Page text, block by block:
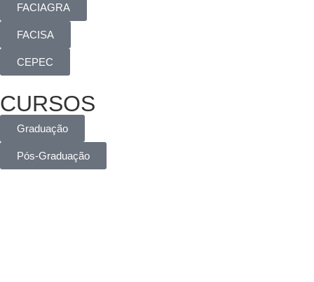
FACIAGRA
FACISA
CEPEC
CURSOS
Graduação
Pós-Graduação